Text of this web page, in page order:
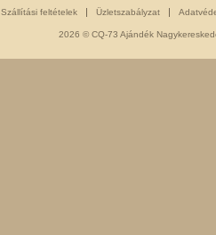
Szállítási feltételek Üzletszabályzat
2026 © CQ-73 Ajándék